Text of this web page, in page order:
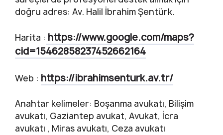
doğru adres: Av. Halil İbrahim Şentürk.
Harita : https://www.google.com/maps?
cid=15462858237452662164
Web : https://ibrahimsenturk.av.tr/
Anahtar kelimeler: Boşanma avukatı, Bilişim
avukatı, Gaziantep avukat, Avukat, İcra
avukatı , Miras avukatı, Ceza avukatı